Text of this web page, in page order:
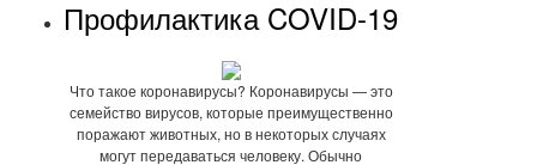
Профилактика COVID-19
Что такое коронавирусы? Коронавирусы — это
семейство вирусов, которые преимущественно
поражают животных, но в некоторых случаях
могут передаваться человеку. Обычно